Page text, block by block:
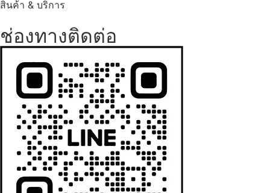
สินค้า & บริการ
ช่องทางติดต่อ